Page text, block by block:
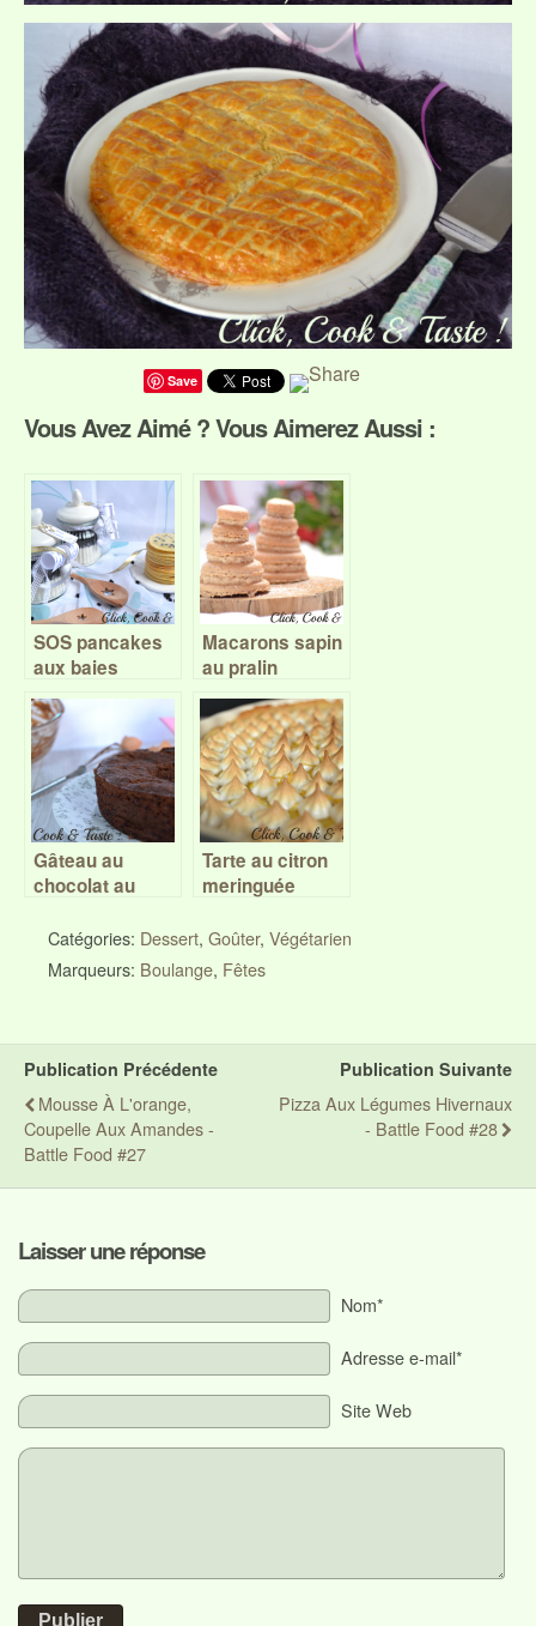
Save
Vous Avez Aimé ? Vous Aimerez Aussi :
SOS pancakes
aux baies
d’aronia
Macarons sapin
au pralin
Gâteau au
chocolat au
Battle Food #32
Tarte au citron
meringuée
Catégories: Dessert, Goûter, Végétarien
Marqueurs: Boulange, Fêtes
Publication Précédente
Mousse À L'orange,
Coupelle Aux Amandes -
Battle Food #27
Publication Suivante
Pizza Aux Légumes Hivernaux
- Battle Food #28
Laisser une réponse
Nom*
Adresse e-mail*
Site Web
Publier